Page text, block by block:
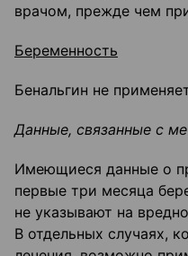
врачом, прежде чем
Беременность
Бенальгин не
Данные, связанные с
Имеющиеся данные о
первые три месяца
не указывают на
В отдельных случаях,